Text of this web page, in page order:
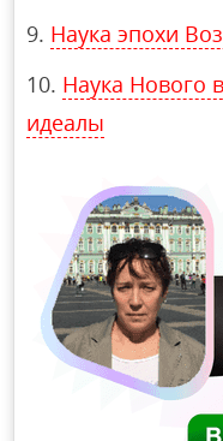
Наука эпохи
Наука Нового
идеалы